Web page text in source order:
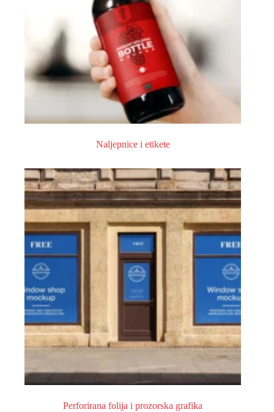
Naljepnice i etikete
Perforirana folija i prozorska grafika